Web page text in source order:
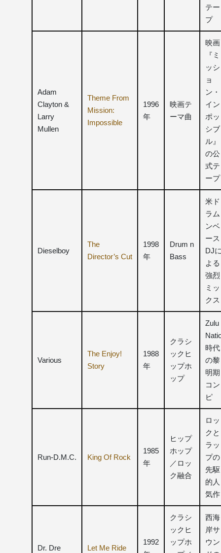
テー
プ
Adam
Clayton &
Larry
Mullen
Theme From
Mission:
Impossible
1996
年
映画テ
ーマ曲
映画
『ミ
ッシ
ョ
ン・
イン
ポッ
シブ
ル』
の公
式テ
ープ
Dieselboy
The
Director’s Cut
1998
年
Drum n
Bass
米ド
ラム
ンベ
ース
DJ
よる
強烈
ミッ
クス
Various
The Enjoy!
Story
1988
年
クラシ
ックヒ
ップホ
ップ
Zulu
時代
の黎
明期
コン
ピ
Run‑D.M.C. King Of Rock
1985
年
ヒップ
ホップ
／ロッ
ク融合
ロッ
クと
ラッ
プの
先駆
的人
気作
Dr. Dre Let Me Ride
1992
クラシ
ックヒ
ップホ
西海
岸サ
ウン